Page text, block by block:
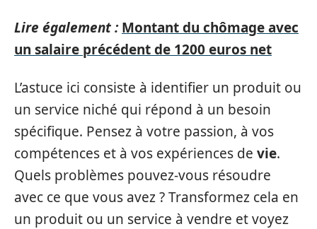
Lire également : Montant du chômage avec
un salaire précédent de 1200 euros net
L’astuce ici consiste à identifier un produit ou
un service niché qui répond à un besoin
spécifique. Pensez à votre passion, à vos
compétences et à vos expériences de vie.
Quels problèmes pouvez-vous résoudre
avec ce que vous avez ? Transformez cela en
un produit ou un service à vendre et voyez